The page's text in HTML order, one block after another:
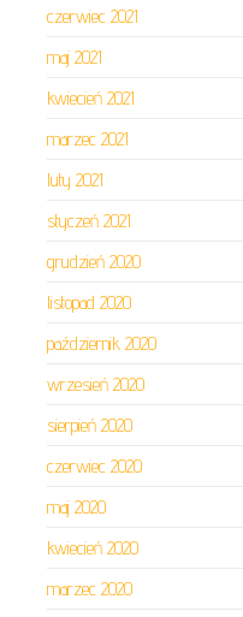
czerwiec 2021
maj 2021
kwiecień 2021
marzec 2021
luty 2021
styczeń 2021
grudzień 2020
listopad 2020
październik 2020
wrzesień 2020
sierpień 2020
czerwiec 2020
maj 2020
kwiecień 2020
marzec 2020